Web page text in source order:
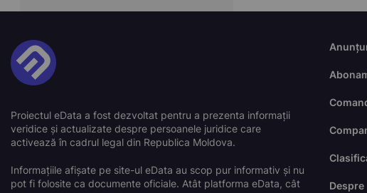
Proiectul eData a fost dezvoltat pentru a prezenta informații
veridice și actualizate despre persoanele juridice care
activează în cadrul legal din Republica Moldova.
Informațiile afișate pe site-ul eData au scop pur informativ și nu
pot fi folosite ca documente oficiale. Atât platforma eData, cât
Despre